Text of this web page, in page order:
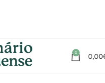
0 0,00